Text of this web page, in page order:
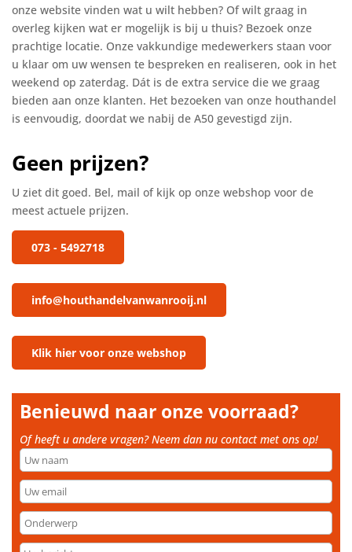
onze website vinden wat u wilt hebben? Of wilt graag in
overleg kijken wat er mogelijk is bij u thuis? Bezoek onze
prachtige locatie. Onze vakkundige medewerkers staan voor
u klaar om uw wensen te bespreken en realiseren, ook in het
weekend op zaterdag. Dát is de extra service die we graag
bieden aan onze klanten. Het bezoeken van onze houthandel
is eenvoudig, doordat we nabij de A50 gevestigd zijn.
Geen prijzen?
U ziet dit goed. Bel, mail of kijk op onze webshop voor de
meest actuele prijzen.
073 - 5492718
info@houthandelvanwanrooij.nl
Klik hier voor onze webshop
Benieuwd naar onze voorraad?
Of heeft u andere vragen? Neem dan nu contact met ons op!
Uw
naam
Uw
email
Onderwerp